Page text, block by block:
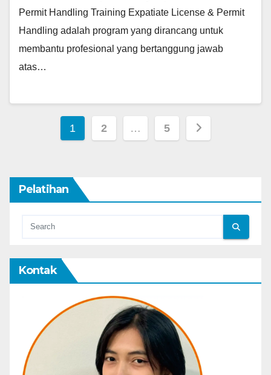
Permit Handling Training Expatiate License & Permit
Handling adalah program yang dirancang untuk
membantu profesional yang bertanggung jawab
atas…
Posts
1 2 … 5
Pelatihan
Kontak